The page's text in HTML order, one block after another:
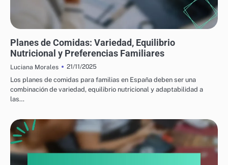
COMIDAS
Planes de Comidas: Variedad, Equilibrio
Nutricional y Preferencias Familiares
Luciana Morales
21/11/2025
Los planes de comidas para familias en España deben ser una
combinación de variedad, equilibrio nutricional y adaptabilidad a
las…